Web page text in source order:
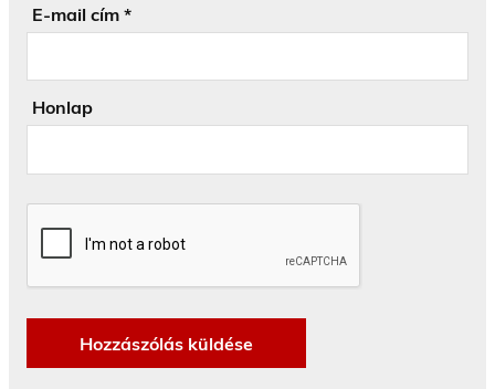
E-mail cím *
Honlap